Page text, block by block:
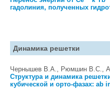
гадолиния, полученных
Динамика решетки
Чернышев В.А., Рюмшин В.С.,
Структура и динамика
кубической и орто-фазах: ab